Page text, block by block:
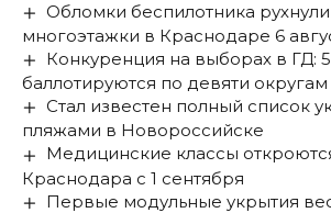
Обломки беспилотника
многоэтажки в Краснодаре 6
Конкуренция на выборах в ГД:
баллотируются по девяти
Стал известен полный список
пляжами в Новороссийске
Медицинские классы
Краснодара с 1 сентября
Первые модульные укрытия